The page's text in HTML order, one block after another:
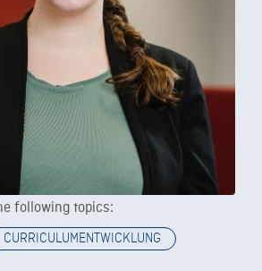
following topics:
CURRICULUMENTWICKLUNG